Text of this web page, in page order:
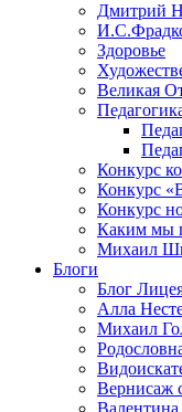
Дмитрий
Здоровье
Великая
Конкурс
Конкурс
Конкурс
Каким мы
Михаил
Блоги
Блог
Алла
Михаил
Вернисаж